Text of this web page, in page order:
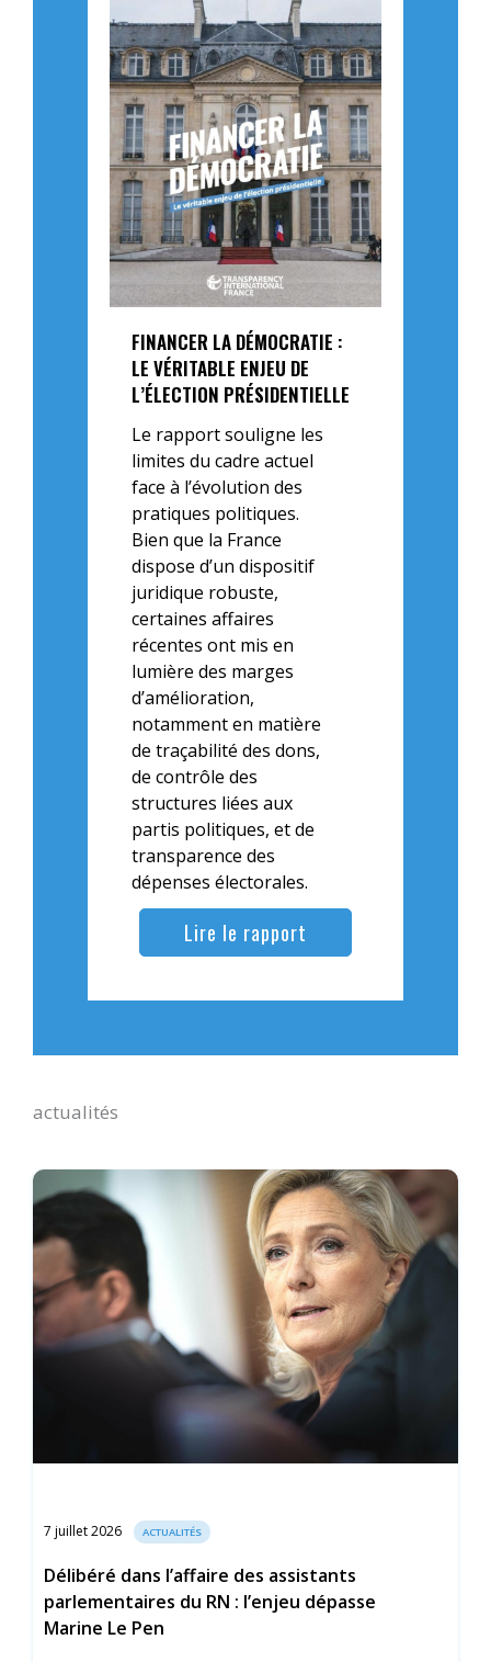
FINANCER LA DÉMOCRATIE :
LE VÉRITABLE ENJEU DE
L’ÉLECTION PRÉSIDENTIELLE
Le rapport souligne les
limites du cadre actuel
face à l’évolution des
pratiques politiques.
Bien que la France
dispose d’un dispositif
juridique robuste,
certaines affaires
récentes ont mis en
lumière des marges
d’amélioration,
notamment en matière
de traçabilité des dons,
de contrôle des
structures liées aux
partis politiques, et de
transparence des
dépenses électorales.
Lire le rapport
actualités
7 juillet 2026 ACTUALITÉS
Délibéré dans l’affaire des assistants
parlementaires du RN : l’enjeu dépasse
Marine Le Pen